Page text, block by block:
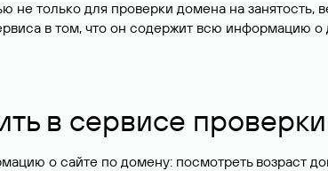
не только для проверки домена на
в том, что он содержит всю информацию
в сервисе
о сайте по домену: посмотреть возраст